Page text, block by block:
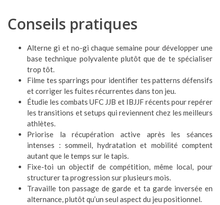
Conseils pratiques
Alterne gi et no-gi chaque semaine pour développer une
base technique polyvalente plutôt que de te spécialiser
trop tôt.
Filme tes sparrings pour identifier tes patterns défensifs
et corriger les fuites récurrentes dans ton jeu.
Étudie les combats UFC JJB et IBJJF récents pour repérer
les transitions et setups qui reviennent chez les meilleurs
athlètes.
Priorise la récupération active après les séances
intenses : sommeil, hydratation et mobilité comptent
autant que le temps sur le tapis.
Fixe-toi un objectif de compétition, même local, pour
structurer ta progression sur plusieurs mois.
Travaille ton passage de garde et ta garde inversée en
alternance, plutôt qu’un seul aspect du jeu positionnel.